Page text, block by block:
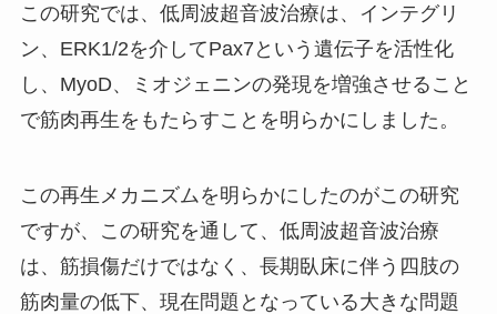
この研究では、低周波超音波治療は、インテグリ
ン、 ERK1/2を介してPax7 という遺伝子を活性化
し、 MyoD、ミオジェニンの発現を増強させること
で筋肉再生をもたらすことを明らかにしました。
この再生メカニズムを明らかにしたのがこの研究
ですが、この研究を通して、低周波超音波治療
は、筋損傷だけではなく、長期臥床に伴う四肢の
筋肉量の低下、現在問題となっている大きな問題